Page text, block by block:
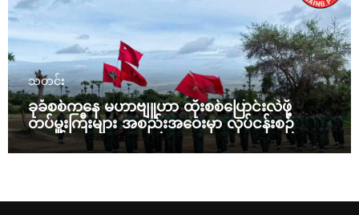
သတင်း
ခုခံစစ်ကနေ မဟာဗျူဟာ ထိုးစစ်ပြောင်းလဲဖို့
တပ်မှူးကြီးများ အစည်းအဝေးမှာ လုပ်ငန်းစဉ်
ချမှတ်